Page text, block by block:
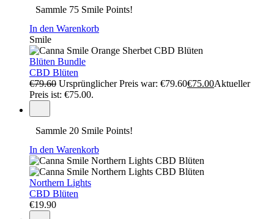
Sammle 75 Smile Points!
In den Warenkorb
Smile
Blüten Bundle
CBD Blüten
€79.60 Ursprünglicher Preis war: €79.60€75.00Aktueller
Preis ist: €75.00.
Sammle 20 Smile Points!
In den Warenkorb
Northern Lights
CBD Blüten
€19.90